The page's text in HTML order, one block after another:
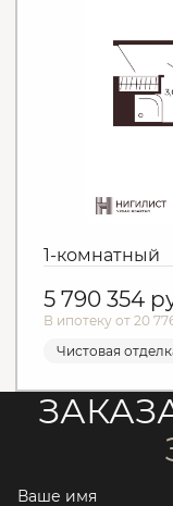
1-комнатный
5 790 354
В ипотеку от 20
Чистовая
Ваше имя